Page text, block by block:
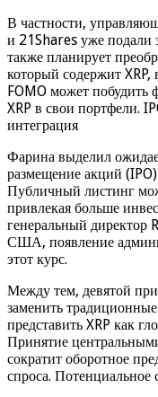
В частности,
и 21Shares уже подали
также планирует
который содержит
FOMO может побудить
XRP в свои портфели.
интеграция
Фарина выделил
размещение акций
Публичный листинг
привлекая больше
генеральный директор
США, появление
этот курс.
Между тем, девятой
заменить
представить XRP как
Принятие
сократит оборотное
спроса. Потенциальное